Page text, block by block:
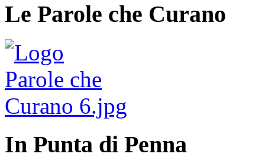
Le Parole che Curano
In Punta di Penna